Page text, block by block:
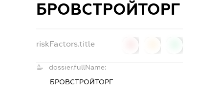
БРОВСТРОЙТОРГ
riskFactors.title
dossier.fullName:
БРОВСТРОЙТОРГ